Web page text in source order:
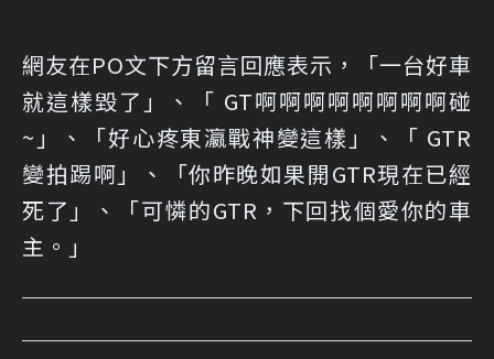
網友在PO文下方留言回應表示，「一台好車
就這樣毀了」、「 GT啊啊啊啊啊啊啊啊碰
~」、「好心疼東瀛戰神變這樣」、「 GTR
變拍踢啊」、「你昨晚如果開GTR現在已經
死了」、「可憐的GTR，下回找個愛你的車
主。」